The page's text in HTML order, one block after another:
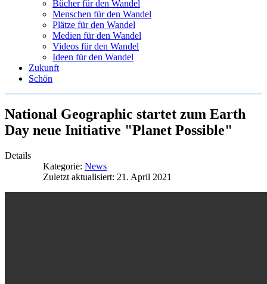
Bücher für den Wandel
Menschen für den Wandel
Plätze für den Wandel
Medien für den Wandel
Videos für den Wandel
Ideen für den Wandel
Zukunft
Schön
National Geographic startet zum Earth
Day neue Initiative "Planet Possible"
Details
Kategorie: News
Zuletzt aktualisiert: 21. April 2021